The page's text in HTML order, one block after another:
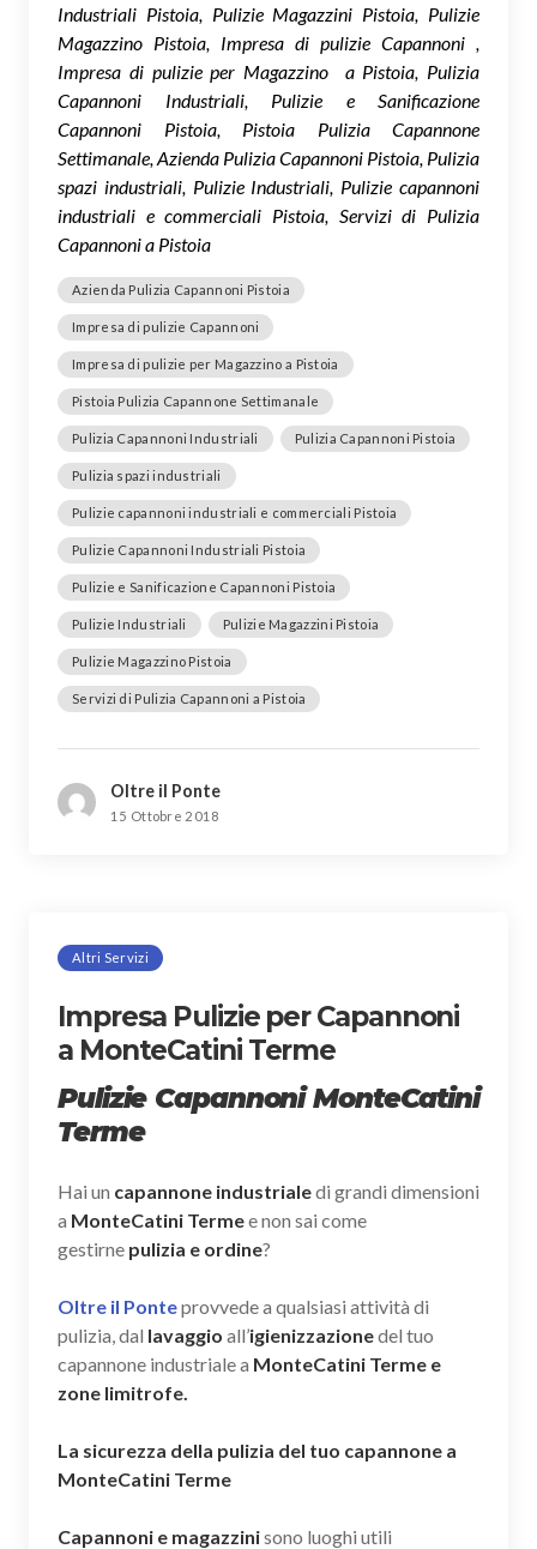
Industriali Pistoia, Pulizie Magazzini Pistoia, Pulizie
Magazzino Pistoia, Impresa di pulizie Capannoni ,
Impresa di pulizie per Magazzino a Pistoia, Pulizia
Capannoni Industriali, Pulizie e Sanificazione
Capannoni Pistoia, Pistoia Pulizia Capannone
Settimanale, Azienda Pulizia Capannoni Pistoia, Pulizia
spazi industriali, Pulizie Industriali, Pulizie capannoni
industriali e commerciali Pistoia, Servizi di Pulizia
Capannoni a Pistoia
Azienda Pulizia Capannoni Pistoia
Impresa di pulizie Capannoni
Impresa di pulizie per Magazzino a Pistoia
Pistoia Pulizia Capannone Settimanale
Pulizia Capannoni Industriali Pulizia Capannoni Pistoia
Pulizia spazi industriali
Pulizie capannoni industriali e commerciali Pistoia
Pulizie Capannoni Industriali Pistoia
Pulizie e Sanificazione Capannoni Pistoia
Pulizie Industriali Pulizie Magazzini Pistoia
Pulizie Magazzino Pistoia
Servizi di Pulizia Capannoni a Pistoia
Oltre il Ponte
15 Ottobre 2018
Altri Servizi
Impresa Pulizie per Capannoni
a MonteCatini Terme
Pulizie Capannoni MonteCatini
Terme
Hai un capannone industrialedi grandi dimensioni
a MonteCatini Termee non sai come
gestirne pulizia e ordine?
Oltre il Ponteprovvede a qualsiasi attività di
pulizia, dal lavaggio all’igienizzazionedel tuo
capannone industriale a MonteCatini Terme e
zone limitrofe.
La sicurezza della pulizia del tuo capannone a
MonteCatini Terme
Capannoni e magazzinisono luoghi utili